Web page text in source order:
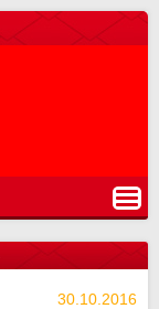
30.10.2016